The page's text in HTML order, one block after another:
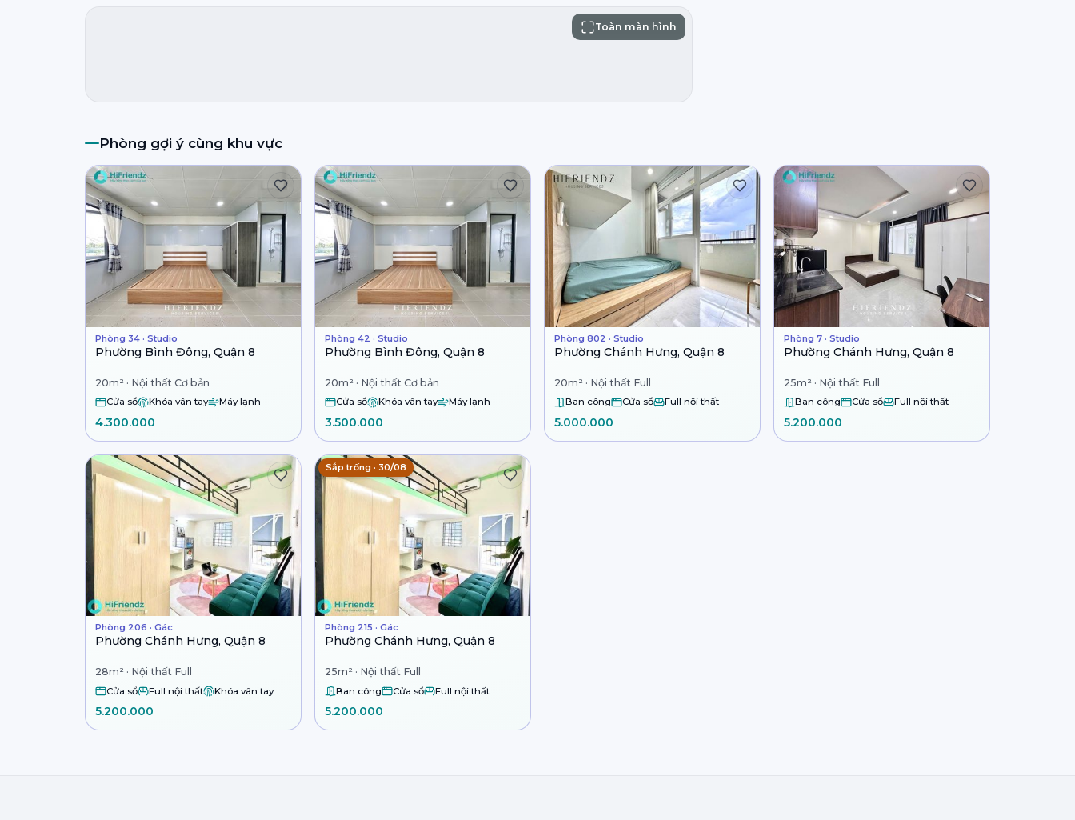
Toàn màn hình
Phòng gợi ý cùng khu vực
Phòng 34 · Studio
Phường Bình Đông, Quận 8
20m² · Nội thất Cơ bản
Cửa sổ Khóa vân tay Máy lạnh
4.300.000
Phòng 42 · Studio
Phường Bình Đông, Quận 8
20m² · Nội thất Cơ bản
Cửa sổ Khóa vân tay Máy lạnh
3.500.000
Phòng 802 · Studio
Phường Chánh Hưng, Quận 8
20m² · Nội thất Full
Ban công Cửa sổ Full nội thất
5.000.000
Phòng 7 · Studio
Phường Chánh Hưng, Quận 8
25m² · Nội thất Full
Ban công Cửa sổ Full nội thất
5.200.000
Phòng 206 · Gác
Phường Chánh Hưng, Quận 8
28m² · Nội thất Full
Cửa sổ Full nội thất Khóa vân tay
5.200.000
Sắp trống · 30/08
Phòng 215 · Gác
Phường Chánh Hưng, Quận 8
25m² · Nội thất Full
Ban công Cửa sổ Full nội thất
5.200.000